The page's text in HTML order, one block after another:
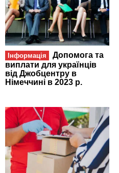
Інформація
Допомога та
виплати для українців
від Джобцентру в
Німеччині в 2023 р.